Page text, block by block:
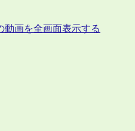
動画を全画面表示する